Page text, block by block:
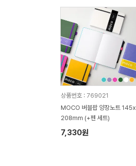
상품번호 : 769021
MOCO 버블팝 양장노트 145x
208mm (+펜 세트)
7,330원